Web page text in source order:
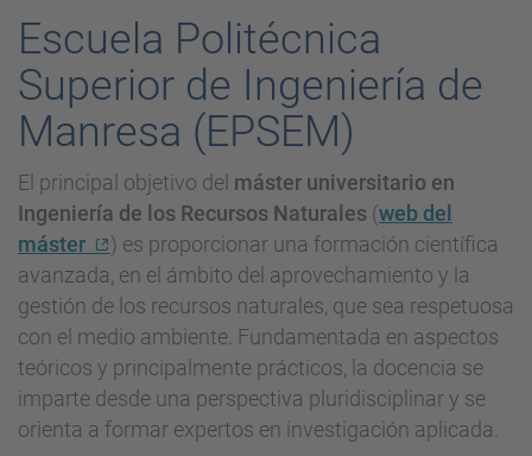
Escuela Politécnica
Superior de Ingeniería de
Manresa (EPSEM)
El principal objetivo del máster universitario en
Ingeniería de los Recursos Naturales (web del
máster
) es proporcionar una formación científica
avanzada, en el ámbito del aprovechamiento y la
gestión de los recursos naturales, que sea respetuosa
con el medio ambiente. Fundamentada en aspectos
teóricos y principalmente prácticos, la docencia se
imparte desde una perspectiva pluridisciplinar y se
orienta a formar expertos en investigación aplicada.